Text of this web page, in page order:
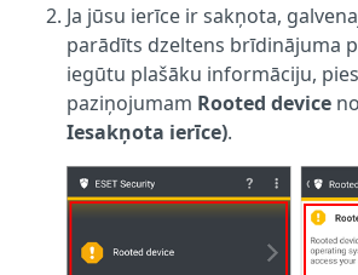
Ja jūsu ierīce ir sakņota,
parādīts dzeltens brīdinājuma
iegūtu plašāku informāciju,
paziņojumam Rooted device
Iesakņota ierīce).